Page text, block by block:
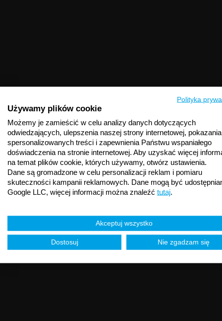
Polityka
Używamy plików cookie
Możemy je zamieścić w celu analizy danych dotyczących
odwiedzających, ulepszenia naszej strony internetowej, pokazania
spersonalizowanych treści i zapewnienia Państwu wspaniałego
doświadczenia na stronie internetowej. Aby uzyskać więcej
na temat plików cookie, których używamy, otwórz ustawienia.
Dane są gromadzone w celu personalizacji reklam i pomiaru
skuteczności kampanii reklamowych. Dane mogą być
Google LLC, więcej informacji można znaleźć tutaj.
Akceptuj wszystko
Dostosuj Nie zgadzam się